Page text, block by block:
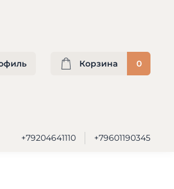
Корзина 0
+79204641110 +79601190345